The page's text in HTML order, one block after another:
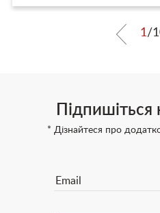
1/
Підпишіться
* Дізнайтеся про